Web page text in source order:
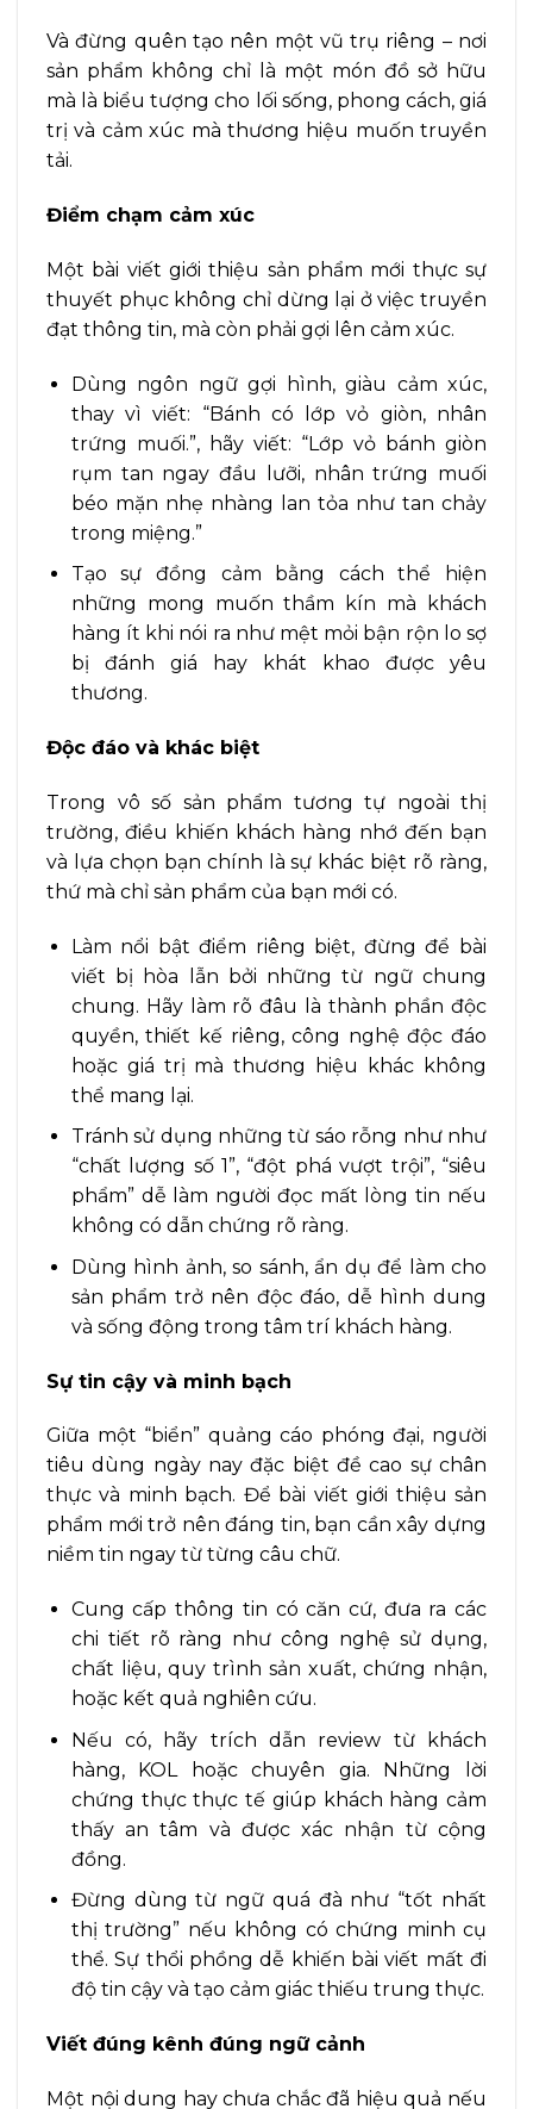
Và đừng quên tạo nên một vũ trụ riêng – nơi
sản phẩm không chỉ là một món đồ sở hữu
mà là biểu tượng cho lối sống, phong cách, giá
trị và cảm xúc mà thương hiệu muốn truyền
tải.
Điểm chạm cảm xúc
Một bài viết giới thiệu sản phẩm mới thực sự
thuyết phục không chỉ dừng lại ở việc truyền
đạt thông tin, mà còn phải gợi lên cảm xúc.
Dùng ngôn ngữ gợi hình, giàu cảm xúc,
thay vì viết: “Bánh có lớp vỏ giòn, nhân
trứng muối.”, hãy viết: “Lớp vỏ bánh giòn
rụm tan ngay đầu lưỡi, nhân trứng muối
béo mặn nhẹ nhàng lan tỏa như tan chảy
trong miệng.”
Tạo sự đồng cảm bằng cách thể hiện
những mong muốn thầm kín mà khách
hàng ít khi nói ra như mệt mỏi bận rộn lo sợ
bị đánh giá hay khát khao được yêu
thương.
Độc đáo và khác biệt
Trong vô số sản phẩm tương tự ngoài thị
trường, điều khiến khách hàng nhớ đến bạn
và lựa chọn bạn chính là sự khác biệt rõ ràng,
thứ mà chỉ sản phẩm của bạn mới có.
Làm nổi bật điểm riêng biệt, đừng để bài
viết bị hòa lẫn bởi những từ ngữ chung
chung. Hãy làm rõ đâu là thành phần độc
quyền, thiết kế riêng, công nghệ độc đáo
hoặc giá trị mà thương hiệu khác không
thể mang lại.
Tránh sử dụng những từ sáo rỗng như như
“chất lượng số 1”, “đột phá vượt trội”, “siêu
phẩm” dễ làm người đọc mất lòng tin nếu
không có dẫn chứng rõ ràng.
Dùng hình ảnh, so sánh, ẩn dụ để làm cho
sản phẩm trở nên độc đáo, dễ hình dung
và sống động trong tâm trí khách hàng.
Sự tin cậy và minh bạch
Giữa một “biển” quảng cáo phóng đại, người
tiêu dùng ngày nay đặc biệt đề cao sự chân
thực và minh bạch. Để bài viết giới thiệu sản
phẩm mới trở nên đáng tin, bạn cần xây dựng
niềm tin ngay từ từng câu chữ.
Cung cấp thông tin có căn cứ, đưa ra các
chi tiết rõ ràng như công nghệ sử dụng,
chất liệu, quy trình sản xuất, chứng nhận,
hoặc kết quả nghiên cứu.
Nếu có, hãy trích dẫn review từ khách
hàng, KOL hoặc chuyên gia. Những lời
chứng thực thực tế giúp khách hàng cảm
thấy an tâm và được xác nhận từ cộng
đồng.
Đừng dùng từ ngữ quá đà như “tốt nhất
thị trường” nếu không có chứng minh cụ
thể. Sự thổi phồng dễ khiến bài viết mất đi
độ tin cậy và tạo cảm giác thiếu trung thực.
Viết đúng kênh đúng ngữ cảnh
Một nội dung hay chưa chắc đã hiệu quả nếu